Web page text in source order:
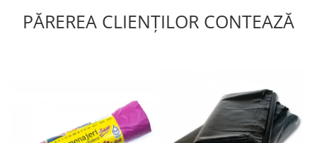
PĂREREA CLIENȚILOR CONTEAZĂ